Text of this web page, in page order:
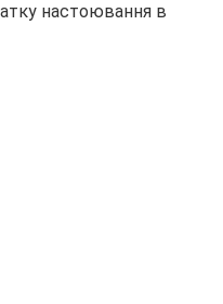
настоювання в